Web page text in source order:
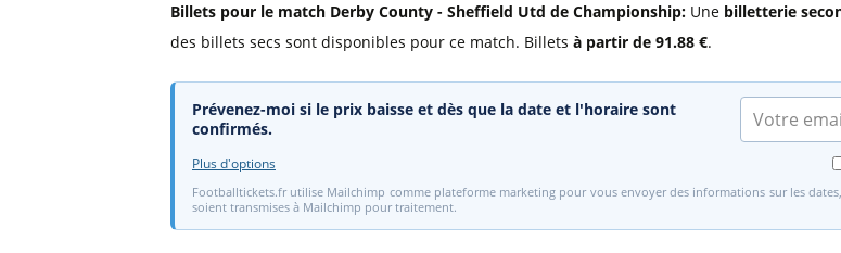
Billets pour le match Derby County - Sheffield Utd de Championship: Une billetterie
des billets secs sont disponibles pour ce match. Billets à partir de 91.88 €.
Prévenez-moi si le prix baisse et dès que la date et l'horaire sont
confirmés.
Plus d'options
Footballtickets.fr utilise Mailchimp comme plateforme marketing pour vous envoyer des informations sur les
soient transmises à Mailchimp pour traitement.